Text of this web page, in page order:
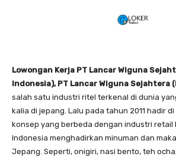
Lowongan Kerja PT Lancar Wiguna
Indonesia), PT Lancar Wiguna Sejahtera
salah satu industri ritel terkenal di dunia
kalia di jepang. Lalu pada tahun 2011 hadir
konsep yang berbeda dengan industri retail
Indonesia menghadirkan minuman dan
Jepang. Seperti, onigiri, nasi bento, teh